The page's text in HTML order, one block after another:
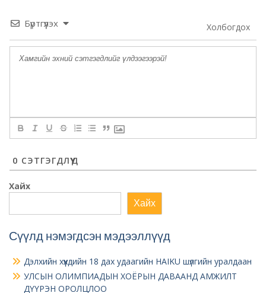
Бүртгүүлэх Холбогдох
0 СЭТГЭГДЛҮҮД
Хайх
Хайх
Сүүлд нэмэгдсэн мэдээллүүд
Дэлхийн хүүхдийн 18 дах удаагийн HAIKU шүлгийн уралдаан
УЛСЫН ОЛИМПИАДЫН ХОЁРЫН ДАВААНД АМЖИЛТ
ДҮҮРЭН ОРОЛЦЛОО